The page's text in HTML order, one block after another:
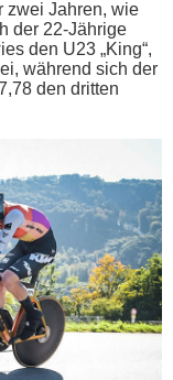
zwei Jahren, wie
der 22-Jährige
den U23 „King“,
während sich der
den dritten